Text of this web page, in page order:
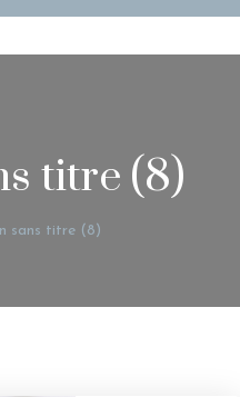
titre (8)
sans titre (8)